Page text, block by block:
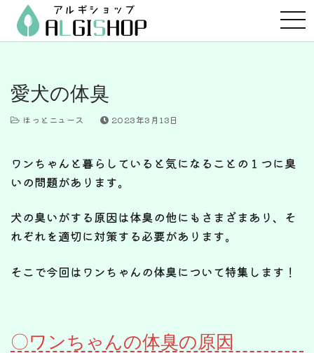
テ
ス
愛犬の体臭
ほっとニュース 2023年3月13日
ワンちゃんと暮らしていると気になることの１つに臭
いの問題があります。
犬の臭いがする原因は体臭の他にもさまざまあり、そ
れぞれを適切に対策する必要があります。
そこで今回はワンちゃんの体臭について特集します！
〇ワンちゃんの体臭の原因